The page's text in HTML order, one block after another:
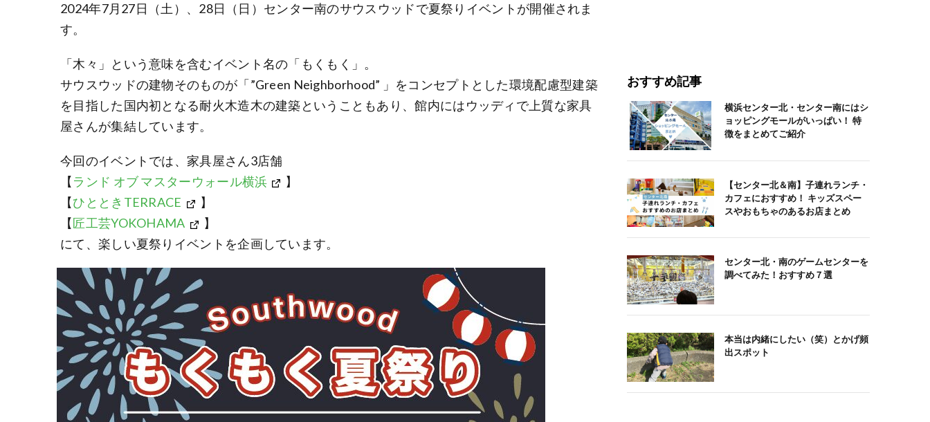
2024年7月27日（土）、28日（日）センター南のサウスウッドで夏祭りイベントが開催されま
す。
「木々」という意味を含むイベント名の「もくもく」。
サウスウッドの建物そのものが「”Green Neighborhood” 」をコンセプトとした環境配慮型建築
を目指した国内初となる耐火木造木の建築ということもあり、館内にはウッディで上質な家具
屋さんが集結しています。
今回のイベントでは、家具屋さん3店舗
【ランド オブ マスターウォール横浜
】
【ひとときTERRACE
】
【匠工芸YOKOHAMA
】
にて、楽しい夏祭りイベントを企画しています。
おすすめ記事
横浜センター北・センター南にはシ
ョッピングモールがいっぱい！ 特
徴をまとめてご紹介
【センター北＆南】子連れランチ・
カフェにおすすめ！ キッズスペー
スやおもちゃのあるお店まとめ
センター北・南のゲームセンターを
調べてみた！おすすめ７選
本当は内緒にしたい（笑）とかげ頻
出スポット